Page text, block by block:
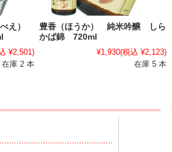
べえ）
¥2,501)
在庫 2 本
豊香（ほうか） 純米吟醸 しら
かば錦 720ml
¥1,930(税込 ¥2,123)
在庫 5 本